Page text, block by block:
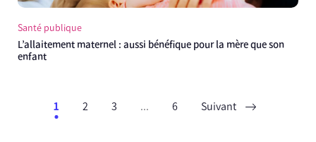
Santé publique
L’allaitement maternel : aussi bénéfique pour la mère que son
enfant
1 2 3 ... 6 Suivant